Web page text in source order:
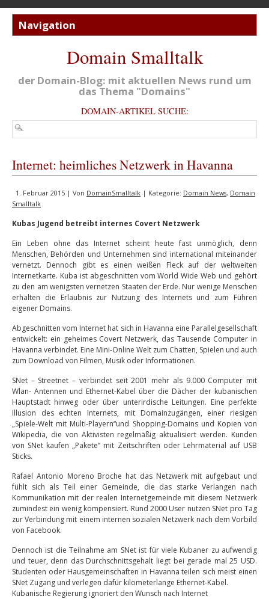
Domain Smalltalk
der Domain-Blog: mit aktuellen News rund um
das Thema "Domains"
DOMAIN-ARTIKEL SUCHE:
Internet: heimliches Netzwerk in Havanna
1. Februar 2015 | Von DomainSmalltalk | Kategorie: Domain News, Domain
Smalltalk
Kubas Jugend betreibt internes Covert Netzwerk
Ein Leben ohne das Internet scheint heute fast unmöglich, denn
Menschen, Behörden und Unternehmen sind international miteinander
vernetzt. Dennoch gibt es einen weißen Fleck auf der weltweiten
Internetkarte. Kuba ist abgeschnitten vom World Wide Web und gehört
zu den am wenigsten vernetzen Staaten der Erde. Nur wenige Menschen
erhalten die Erlaubnis zur Nutzung des Internets und zum Führen
eigener Domains.
Abgeschnitten vom Internet hat sich in Havanna eine Parallelgesellschaft
entwickelt: ein geheimes Covert Netzwerk, das Tausende Computer in
Havanna verbindet. Eine Mini-Online Welt zum Chatten, Spielen und auch
zum Download von Filmen, Musik oder Informationen.
SNet – Streetnet – verbindet seit 2001 mehr als 9.000 Computer mit
Wlan- Antennen und Ethernet-Kabel über die Dächer der kubanischen
Hauptstadt hinweg oder über unterirdische Leitungen. Eine perfekte
Illusion des echten Internets, mit Domainzugängen, einer riesigen
„Spiele-Welt mit Multi-Playern“und Shopping-Domains und Kopien von
Wikipedia, die von Aktivisten regelmäßig aktualisiert werden. Kunden
von SNet kaufen „Pakete“ mit Zeitschriften oder Lehrmaterial auf USB
Sticks.
Rafael Antonio Moreno Broche hat das Netzwerk mit aufgebaut und
fühlt sich als Teil einer Gemeinde, die das starke Verlangen nach
Kommunikation mit der realen Internetgemeinde mit diesem Netzwerk
zumindest ein wenig kompensiert. Rund 2000 User nutzen SNet pro Tag
zur Verbindung mit einem internen sozialen Netzwerk nach dem Vorbild
von Facebook.
Dennoch ist die Teilnahme am SNet ist für viele Kubaner zu aufwendig
und teuer, denn das Durchschnittsgehalt liegt bei gerade mal 25 USD.
Studenten oder Hausgemeinschaften in Havanna teilen sich meist einen
SNet Zugang und verlegen dafür kilometerlange Ethernet-Kabel.
Kubanische Regierung ignoriert den Wunsch nach Internet